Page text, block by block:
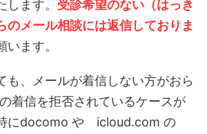
ます。 受診希望のない（はっき
のメール相談には返信しておりま
ます。
も、メールが着信しない方がおら
着信を拒否されているケースが
にdocomo や icloud.com の